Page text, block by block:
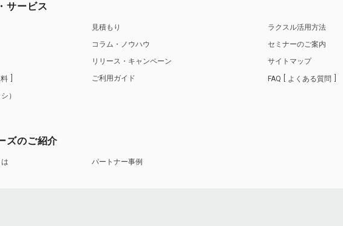
サービス
）
見積もり
コラム・ノウハウ
リリース・キャンペーン
ご利用ガイド
ラクスル活用方法
セミナーのご案内
サイトマップ
FAQ よくある質問
ズのご紹介
パートナー事例